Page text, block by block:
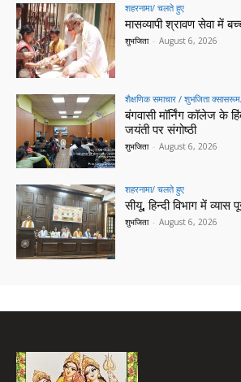
शहरनामा/ चलते हुए
मासव्यापी श्रावण सेवा में
शुभजिता - August 6, 2026
शैक्षणिक समाचार / शुभजिता
बंगवासी मॉर्निंग कॉलेज के
जयंती पर संगोष्ठी
शुभजिता - August 6, 2026
शहरनामा/ चलते हुए
सीयू, हिन्दी विभाग में व्यास
शुभजिता - August 6, 2026